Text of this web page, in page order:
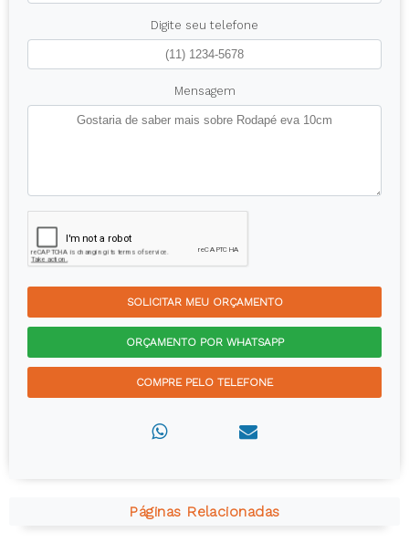
Digite seu telefone
Mensagem
SOLICITAR MEU ORÇAMENTO
ORÇAMENTO POR WHATSAPP
COMPRE PELO TELEFONE
Páginas Relacionadas